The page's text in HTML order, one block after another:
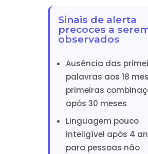
Sinais de alerta
precoces a
observados
Ausência das
palavras aos 18
primeiras
após 30 meses
Linguagem pouco
inteligível após 4
para pessoas não